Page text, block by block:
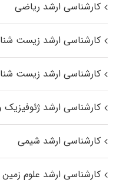
کارشناسی ارشد ریاضی
کارشناسی ارشد زیست‌
کارشناسی ارشد زیست‌
کارشناسی ارشد
کارشناسی ارشد شیمی
کارشناسی ارشد علوم زمین